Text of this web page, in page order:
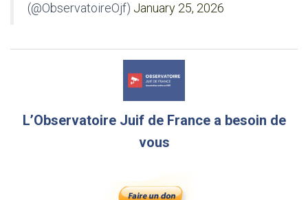
(@ObservatoireOjf) January 25, 2026
L’Observatoire Juif de France a besoin de
vous